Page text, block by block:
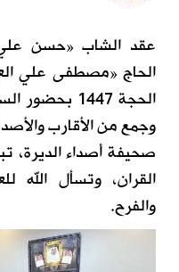
عقد الشاب «حسن
الحجة 1447
وجمع من الأقارب
صحيفة أصداء الديرة،
القران، وتسأل الله
والفرح.